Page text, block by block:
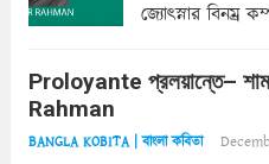
জ্যোৎস্নার বিনম্র
ছায়াচ্ছন্ন মোহন
Proloyante প্রলয়ান্তে–
Rahman
BANGLA KOBITA | বাংলা কবিতা